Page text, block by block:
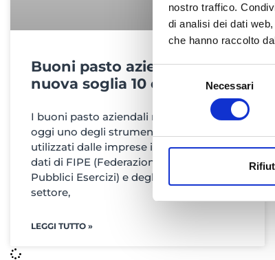
nostro traffico.
di analisi dei dati
che hanno raccolto
Selezione
del
Necessari
Buoni pasto aziendali 2026:
nuova soglia 10 euro
I buoni pasto aziendali rappresentano
oggi uno degli strumenti di welfare più
utilizzati dalle imprese italiane. Secondo i
dati di FIPE (Federazione Italiana
Pubblici Esercizi) e degli osservatori di
settore,
LEGGI TUTTO »